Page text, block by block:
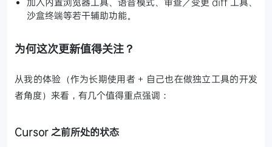
沙盒终端等若干辅助功能。
为何这次更新值得关注？
从我的体验（作为长期使用者 + 自己也在做独立工具的开发
者角度）来看，有几个值得重点强调：
Cursor 之前所处的状态